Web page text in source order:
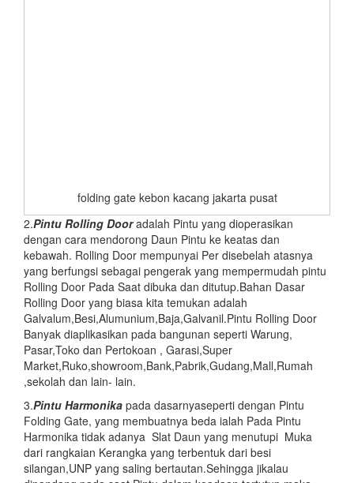
folding gate kebon kacang jakarta pusat
2.Pintu Rolling Dooradalah Pintu yang dioperasikan
dengan cara mendorong Daun Pintu ke keatas dan
kebawah. Rolling Door mempunyai Per disebelah atasnya
yang berfungsi sebagai pengerak yang mempermudah pintu
Rolling Door Pada Saat dibuka dan ditutup.Bahan Dasar
Rolling Door yang biasa kita temukan adalah
Galvalum,Besi,Alumunium,Baja,Galvanil.Pintu Rolling Door
Banyak diaplikasikan pada bangunan seperti Warung,
Pasar,Toko dan Pertokoan , Garasi,Super
Market,Ruko,showroom,Bank,Pabrik,Gudang,Mall,Rumah
,sekolah dan lain- lain.
3.Pintu Harmonika pada dasarnyaseperti dengan Pintu
Folding Gate, yang membuatnya beda ialah Pada Pintu
Harmonika tidak adanya Slat Daun yang menutupi Muka
dari rangkaian Kerangka yang terbentuk dari besi
silangan,UNP yang saling bertautan.Sehingga jikalau